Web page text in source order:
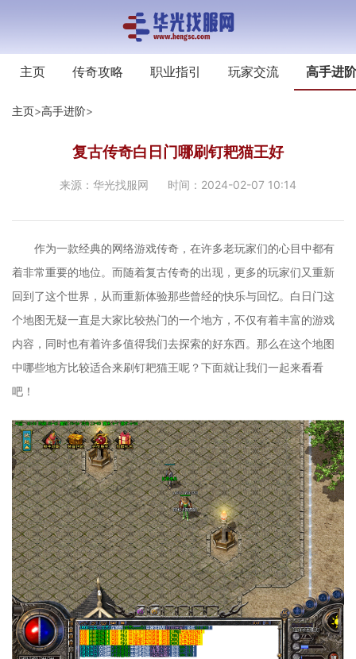
主页 传奇攻略 职业指引 玩家交流 高手进阶
主页>高手进阶>
复古传奇白日门哪刷钉耙猫王好
来源：华光找服网 时间：2024-02-07 10:14
作为一款经典的网络游戏传奇，在许多老玩家们的心目中都有
着非常重要的地位。而随着复古传奇的出现，更多的玩家们又重新
回到了这个世界，从而重新体验那些曾经的快乐与回忆。白日门这
个地图无疑一直是大家比较热门的一个地方，不仅有着丰富的游戏
内容，同时也有着许多值得我们去探索的好东西。那么在这个地图
中哪些地方比较适合来刷钉耙猫王呢？下面就让我们一起来看看
吧！